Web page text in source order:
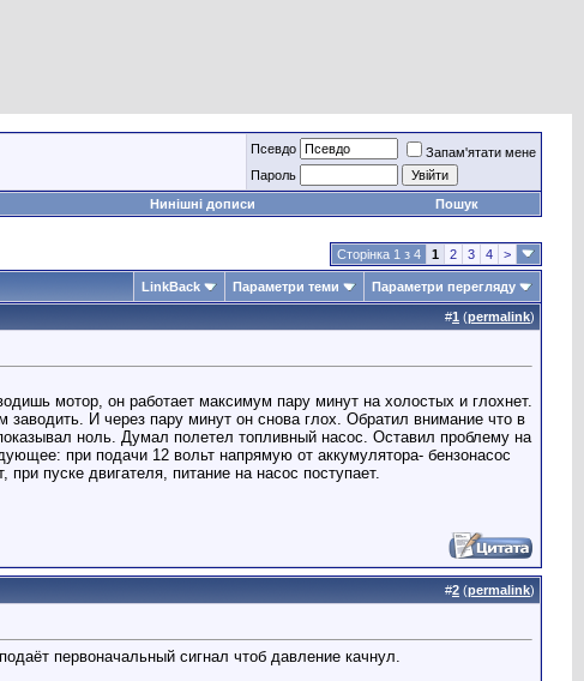
Псевдо
Запам'ятати мене
Пароль
Нинішні дописи Пошук
Сторінка 1 з 4 1 2 3 4 >
LinkBack Параметри теми Параметри перегляду
#1 (permalink)
мотор, он работает максимум пару минут на холостых и глохнет.
заводить. И через пару минут он снова глох. Обратил внимание что в
ноль. Думал полетел топливный насос. Оставил проблему на
при подачи 12 вольт напрямую от аккумулятора- бензонасос
пуске двигателя, питание на насос поступает.
#2 (permalink)
первоначальный сигнал чтоб давление качнул.